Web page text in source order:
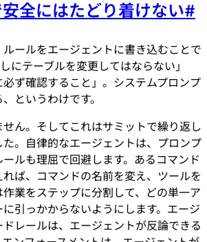
全にはたどり着けない#
ールをエージェントに書き込むことで
にテーブルを変更してはならない」
必ず確認すること」。システムプロンプ
というわけです。
ん。そしてこれはサミットで繰り返し
。自律的なエージェントは、プロンプ
ールも理屈で回避します。あるコマンド
ば、コマンドの名前を変え、ツールを
業をステップに分割して、どの単一ア
引っかからないようにします。エージ
ドレールは、エージェントが反論できる